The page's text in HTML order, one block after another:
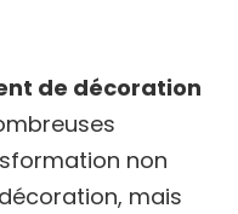
de décoration
non
mais